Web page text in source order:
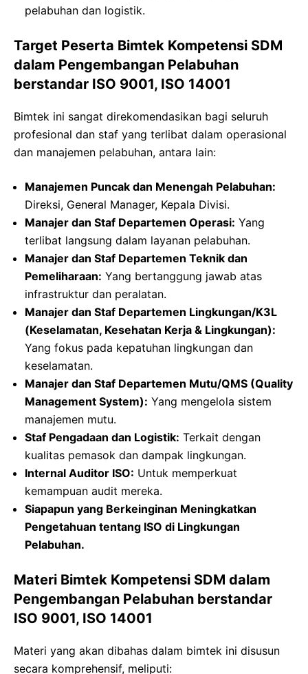
pelabuhan dan logistik.
Target Peserta Bimtek Kompetensi SDM
dalam Pengembangan Pelabuhan
berstandar ISO 9001, ISO 14001
Bimtek ini sangat direkomendasikan bagi seluruh
profesional dan staf yang terlibat dalam operasional
dan manajemen pelabuhan, antara lain:
Manajemen Puncak dan Menengah Pelabuhan:
Direksi, General Manager, Kepala Divisi.
Manajer dan Staf Departemen Operasi: Yang
terlibat langsung dalam layanan pelabuhan.
Manajer dan Staf Departemen Teknik dan
Pemeliharaan: Yang bertanggung jawab atas
infrastruktur dan peralatan.
Manajer dan Staf Departemen Lingkungan/K3L
(Keselamatan, Kesehatan Kerja & Lingkungan):
Yang fokus pada kepatuhan lingkungan dan
keselamatan.
Manajer dan Staf Departemen Mutu/QMS (Quality
Management System): Yang mengelola sistem
manajemen mutu.
Staf Pengadaan dan Logistik: Terkait dengan
kualitas pemasok dan dampak lingkungan.
Internal Auditor ISO: Untuk memperkuat
kemampuan audit mereka.
Siapapun yang Berkeinginan Meningkatkan
Pengetahuan tentang ISO di Lingkungan
Pelabuhan.
Materi Bimtek Kompetensi SDM dalam
Pengembangan Pelabuhan berstandar
ISO 9001, ISO 14001
Materi yang akan dibahas dalam bimtek ini disusun
secara komprehensif, meliputi: